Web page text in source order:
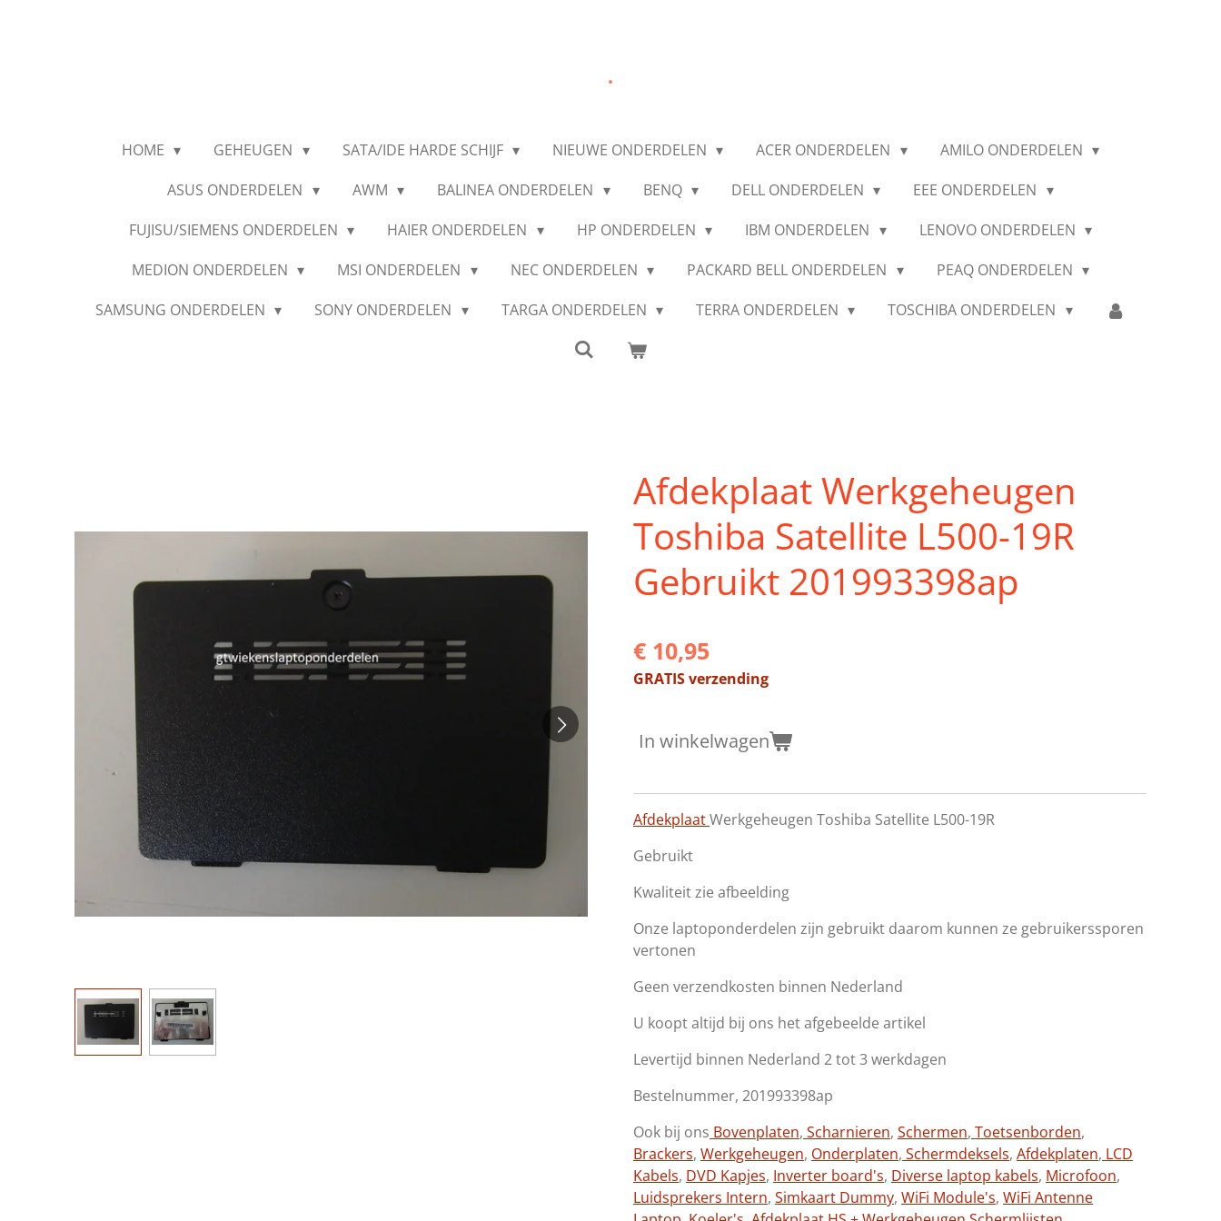
.
HOME GEHEUGEN SATA/IDE HARDE SCHIJF NIEUWE ONDERDELEN ACER ONDERDELEN
AMILO ONDERDELEN
ASUS ONDERDELEN
AWM BALINEA ONDERDELEN BENQ DELL ONDERDELEN
EEE ONDERDELEN
FUJISU/SIEMENS ONDERDELEN
HAIER ONDERDELEN HP ONDERDELEN IBM ONDERDELEN
LENOVO ONDERDELEN
MEDION ONDERDELEN
MSI ONDERDELEN NEC ONDERDELEN PACKARD BELL ONDERDELEN
PEAQ ONDERDELEN
SAMSUNG ONDERDELEN
SONY ONDERDELEN TARGA ONDERDELEN TERRA ONDERDELEN TOSCHIBA ONDERDELEN
Afdekplaat Werkgeheugen
Toshiba Satellite L500-19R
Gebruikt 201993398ap
€ 10,95
GRATIS verzending
In winkelwagen
AfdekplaatWerkgeheugen Toshiba Satellite L500-19R
Gebruikt
Kwaliteit zie afbeelding
Onze laptoponderdelen zijn gebruikt daarom kunnen ze gebruikerssporen
vertonen
Geen verzendkosten binnen Nederland
U koopt altijd bij ons het afgebeelde artikel
Levertijd binnen Nederland 2 tot 3 werkdagen
Bestelnummer, 201993398ap
Ook bij ons Bovenplaten, Scharnieren, Schermen, Toetsenborden,
Brackers, Werkgeheugen, Onderplaten, Schermdeksels, Afdekplaten, LCD
Kabels, DVD Kapjes, Inverter board's, Diverse laptop kabels, Microfoon,
Luidsprekers Intern, Simkaart Dummy, WiFi Module's, WiFi Antenne